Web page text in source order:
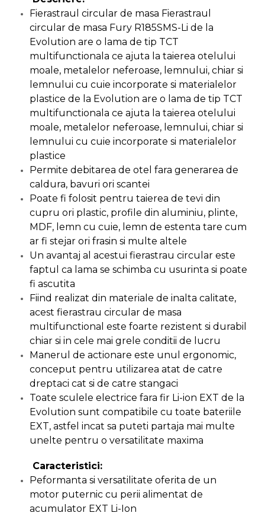
Pompa transfer lichide
Pompa Aer
Cric Manual
Ulei Hidraulic
Troliu
Palan
Dinamometric
Carucior Scule
Stetoscop Auto
Tester Compresie Auto
Truse reparatii anvelope
Schimbare Lichid Frana
Elastice
esapament
Scule de Mana
Surubelnite
Scule Tamplarie
Truse Scule
Set Biti
Fierastraul circular de masa Fierastraul
circular de masa Fury R185SMS-Li de la
Evolution are o lama de tip TCT
multifunctionala ce ajuta la taierea otelului
moale, metalelor neferoase, lemnului, chiar si
lemnului cu cuie incorporate si materialelor
plastice de la Evolution are o lama de tip TCT
multifunctionala ce ajuta la taierea otelului
moale, metalelor neferoase, lemnului, chiar si
lemnului cu cuie incorporate si materialelor
plastice
Permite debitarea de otel fara generarea de
caldura, bavuri ori scantei
Poate fi folosit pentru taierea de tevi din
cupru ori plastic, profile din aluminiu, plinte,
MDF, lemn cu cuie, lemn de estenta tare cum
ar fi stejar ori frasin si multe altele
Un avantaj al acestui fierastrau circular este
faptul ca lama se schimba cu usurinta si poate
fi ascutita
Fiind realizat din materiale de inalta calitate,
acest fierastrau circular de masa
multifunctional este foarte rezistent si durabil
chiar si in cele mai grele conditii de lucru
Manerul de actionare este unul ergonomic,
conceput pentru utilizarea atat de catre
dreptaci cat si de catre stangaci
Toate sculele electrice fara fir Li-ion EXT de la
Evolution sunt compatibile cu toate bateriile
EXT, astfel incat sa puteti partaja mai multe
unelte pentru o versatilitate maxima
Caracteristici:
Peformanta si versatilitate oferita de un
motor puternic cu perii alimentat de
acumulator EXT Li-Ion